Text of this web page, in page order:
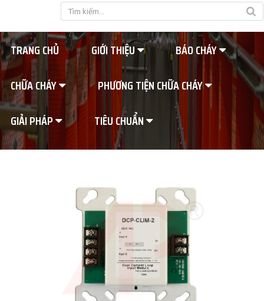
TRANG CHỦ GIỚI THIỆU
BÁO CHÁY
CHỮA CHÁY
PHƯƠNG TIỆN CHỮA CHÁY
GIẢI PHÁP
TIÊU CHUẨN